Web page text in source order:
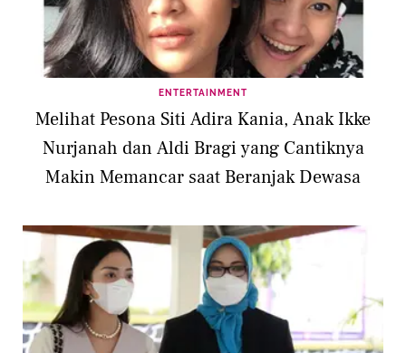
ENTERTAINMENT
Melihat Pesona Siti Adira Kania, Anak Ikke
Nurjanah dan Aldi Bragi yang Cantiknya
Makin Memancar saat Beranjak Dewasa